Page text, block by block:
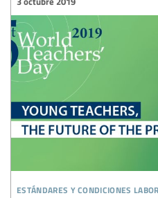
estándares y condiciones